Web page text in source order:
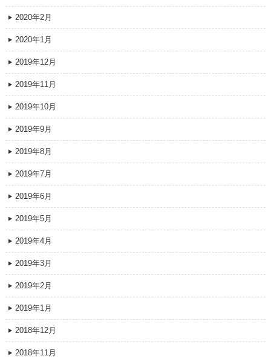
2020年2月
2020年1月
2019年12月
2019年11月
2019年10月
2019年9月
2019年8月
2019年7月
2019年6月
2019年5月
2019年4月
2019年3月
2019年2月
2019年1月
2018年12月
2018年11月